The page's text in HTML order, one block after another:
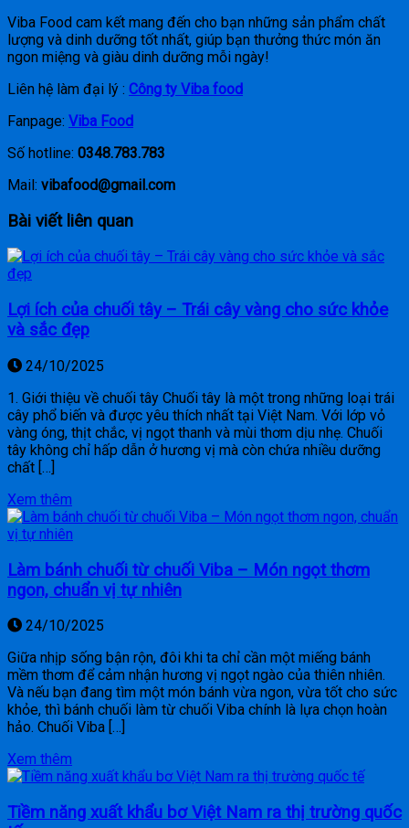
Viba Food cam kết mang đến cho bạn những sản phẩm chất
lượng và dinh dưỡng tốt nhất, giúp bạn thưởng thức món ăn
ngon miệng và giàu dinh dưỡng mỗi ngày!
Liên hệ làm đại lý : Công ty Viba food
Fanpage: Viba Food
Số hotline: 0348.783.783
Mail: vibafood@gmail.com
Bài viết liên quan
Lợi ích của chuối tây – Trái cây vàng cho sức khỏe
và sắc đẹp
24/10/2025
1. Giới thiệu về chuối tây Chuối tây là một trong những loại trái
cây phổ biến và được yêu thích nhất tại Việt Nam. Với lớp vỏ
vàng óng, thịt chắc, vị ngọt thanh và mùi thơm dịu nhẹ. Chuối
tây không chỉ hấp dẫn ở hương vị mà còn chứa nhiều dưỡng
chất […]
Xem thêm
Làm bánh chuối từ chuối Viba – Món ngọt thơm
ngon, chuẩn vị tự nhiên
24/10/2025
Giữa nhịp sống bận rộn, đôi khi ta chỉ cần một miếng bánh
mềm thơm để cảm nhận hương vị ngọt ngào của thiên nhiên.
Và nếu bạn đang tìm một món bánh vừa ngon, vừa tốt cho sức
khỏe, thì bánh chuối làm từ chuối Viba chính là lựa chọn hoàn
hảo. Chuối Viba […]
Xem thêm
Tiềm năng xuất khẩu bơ Việt Nam ra thị trường quốc